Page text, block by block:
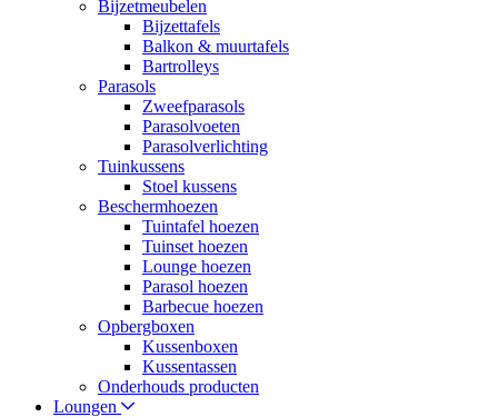
Bijzetmeubelen
Bijzettafels
Balkon & muurtafels
Bartrolleys
Parasols
Zweefparasols
Parasolvoeten
Parasolverlichting
Tuinkussens
Stoel kussens
Beschermhoezen
Tuintafel hoezen
Tuinset hoezen
Lounge hoezen
Parasol hoezen
Barbecue hoezen
Opbergboxen
Kussenboxen
Kussentassen
Onderhouds producten
Loungen